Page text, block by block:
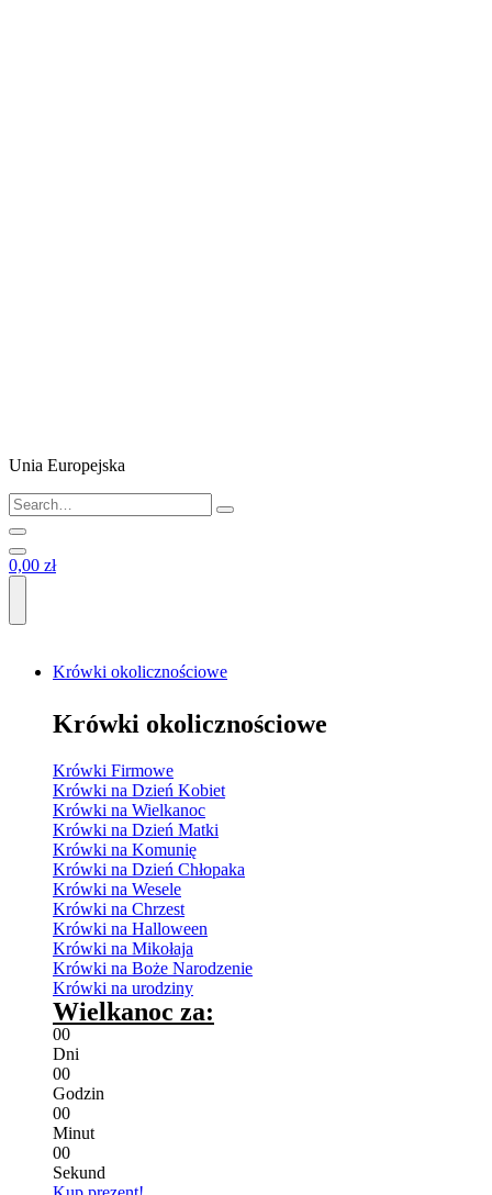
Unia Europejska
0,00 zł
Krówki okolicznościowe
Krówki okolicznościowe
Krówki Firmowe
Krówki na Dzień Kobiet
Krówki na Wielkanoc
Krówki na Dzień Matki
Krówki na Komunię
Krówki na Dzień Chłopaka
Krówki na Wesele
Krówki na Chrzest
Krówki na Halloween
Krówki na Mikołaja
Krówki na Boże Narodzenie
Krówki na urodziny
Wielkanoc za:
00
Dni
00
Godzin
00
Minut
00
Sekund